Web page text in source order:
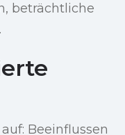
beträchtliche
Beeinflussen